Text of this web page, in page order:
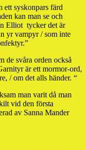
ett syskonpars färd
kan man se och
Elliot tycker det är
yr vampyr / som inte
de svåra orden också
är ett mormor-ord,
/ om det alls händer. “
man varit då man
vid den första
av Sanna Mander